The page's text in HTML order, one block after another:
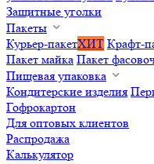
Защитные уголки
Пакеты
Курьер-пакетХИТ Крафт-
Пакет майка Пакет
Пищевая упаковка
Кондитерские изделия
Гофрокартон
Для оптовых клиентов
Распродажа
Калькулятор